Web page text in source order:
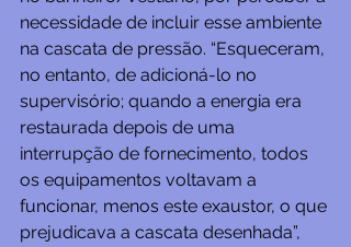
necessidade de incluir esse ambiente
na cascata de pressão. “Esqueceram,
no entanto, de adicioná-lo no
supervisório; quando a energia era
restaurada depois de uma
interrupção de fornecimento, todos
os equipamentos voltavam a
funcionar, menos este exaustor, o que
prejudicava a cascata desenhada”,